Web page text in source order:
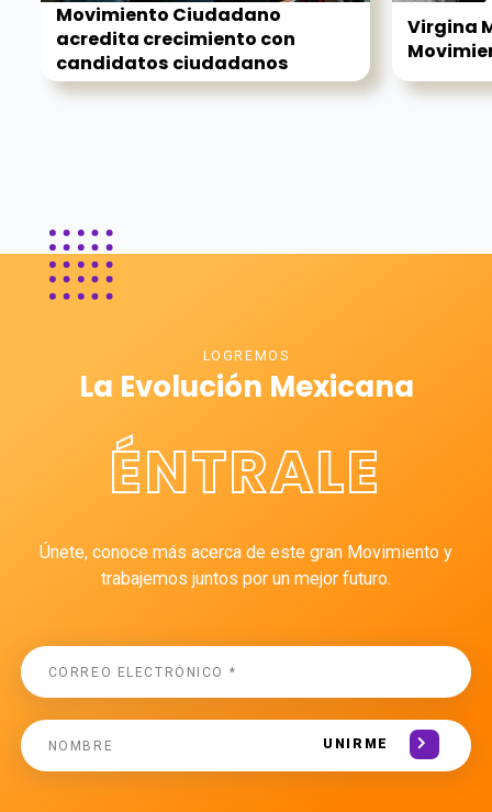
Movimiento Ciudadano
acredita crecimiento con
candidatos ciudadanos
Virgina
LOGREMOS
La Evolución Mexicana
ÉNTRALE
Únete, conoce más acerca de este gran Movimiento y
trabajemos juntos por un mejor futuro.
UNIRME